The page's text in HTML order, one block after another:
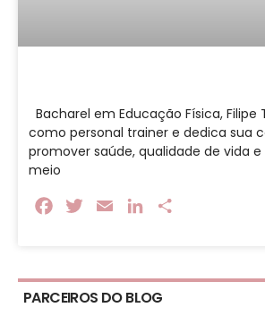
Bacharel em Educação Física, Filipe
como personal trainer e dedica sua
promover saúde, qualidade de vida
meio
FacebookTwitterEmail LinkedIn
PARCEIROS DO BLOG